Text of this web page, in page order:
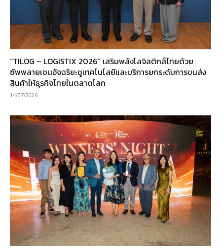
“TILOG – LOGISTIX 2026” เสริมพลังโลจิสติกส์ไทยด้วย
ซัพพลายเชนอัจฉริยะชูเทคโนโลยีและบริการยกระดับการขนส่ง
สินค้าให้ธุรกิจไทยในตลาดโลก
14/07/2026